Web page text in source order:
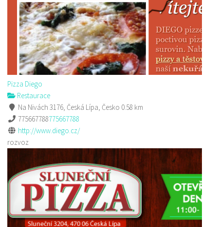
Pizza Diego
Restaurace
Na Nivách 3176, Česká Lípa, Česko 0.58 km
775667788775667788
http://www.diego.cz/
rozvoz